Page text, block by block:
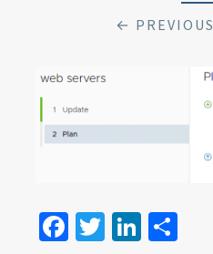
← PREVIOUS
Fa T
Li